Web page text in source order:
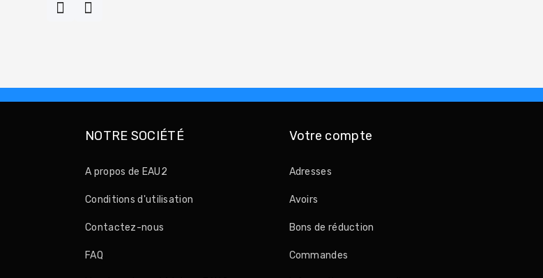
NOTRE SOCIÉTÉ
A propos de EAU2
Conditions d'utilisation
Contactez-nous
FAQ
Votre compte
Adresses
Avoirs
Bons de réduction
Commandes